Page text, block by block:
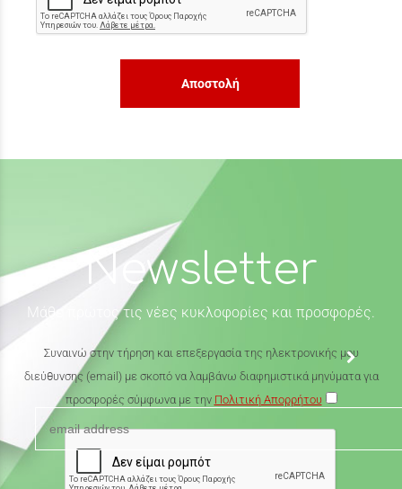
Αποστολή
Newsletter
Μάθε πρώτος τις νέες κυκλοφορίες και προσφορές.
Συναινώ στην τήρηση και επεξεργασία της ηλεκτρονικής μου
διεύθυνσης (email) με σκοπό να λαμβάνω διαφημιστικά μηνύματα για
προσφορές σύμφωνα με την Πολιτική Απορρήτου